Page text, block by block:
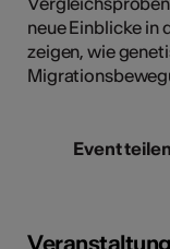
neue Einblicke in
zeigen, wie
Event teilen